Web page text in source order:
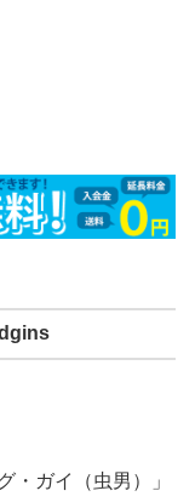
・ガイ（虫男）」